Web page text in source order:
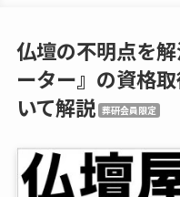
仏壇の不明点を
ーター』の資格
いて解説 葬研会員限定